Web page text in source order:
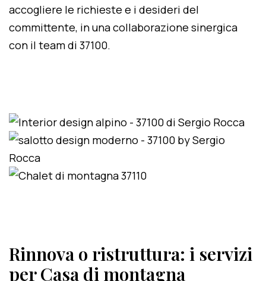
accogliere le richieste e i desideri del
committente, in una collaborazione sinergica
con il team di 37100.
Rinnova o ristruttura: i servizi
per Casa di montagna